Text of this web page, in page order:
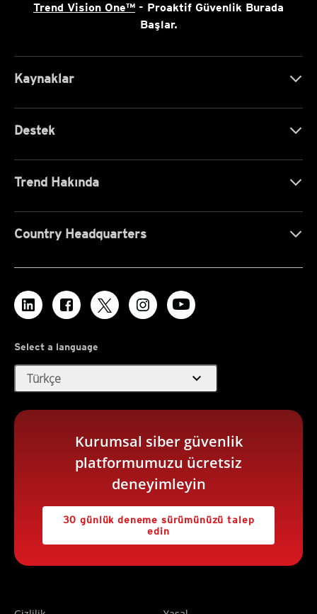
Trend Vision One™ - Proaktif Güvenlik Burada
Başlar.
Kaynaklar
Destek
Trend Hakında
Country Headquarters
Select a language
Türkçe expand_more
Kurumsal siber güvenlik
platformumuzu ücretsiz
deneyimleyin
30 günlük deneme sürümünüzü talep
edin